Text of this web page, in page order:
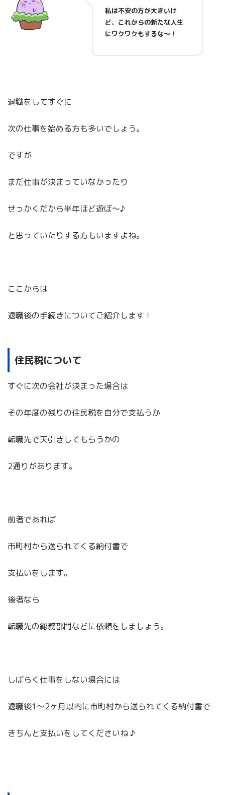
私は不安の方が大きいけ
ど、これからの新たな人生
にワクワクもするな～！
退職をしてすぐに
次の仕事を始める方も多いでしょう。
ですが
まだ仕事が決まっていなかったり
せっかくだから半年ほど遊ぼ～♪
と思っていたりする方もいますよね。
ここからは
退職後の手続きについてご紹介します！
住民税について
すぐに次の会社が決まった場合は
その年度の残りの住民税を自分で支払うか
転職先で天引きしてもらうかの
2通りがあります。
前者であれば
市町村から送られてくる納付書で
支払いをします。
後者なら
転職先の総務部門などに依頼をしましょう。
しばらく仕事をしない場合には
退職後1～2ヶ月以内に市町村から送られてくる納付書で
きちんと支払いをしてくださいね ♪